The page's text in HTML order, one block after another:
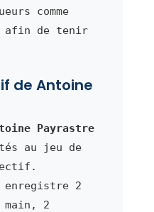
comme
afin de tenir
de Antoine
Payrastre
au jeu de
2
main, 2